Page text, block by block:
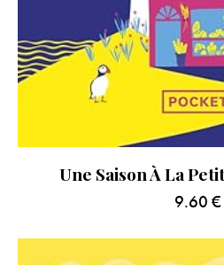
Une Saison À La
9.60 €